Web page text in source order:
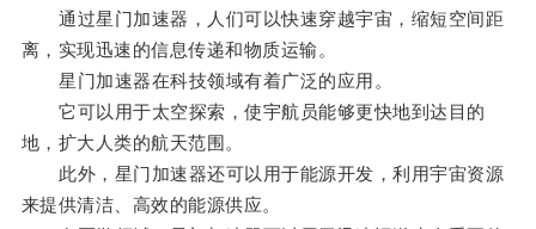
通过星门加速器，人们可以快速穿越宇宙，缩短空间距
离，实现迅速的信息传递和物质运输。
星门加速器在科技领域有着广泛的应用。
它可以用于太空探索，使宇航员能够更快地到达目的
地，扩大人类的航天范围。
此外，星门加速器还可以用于能源开发，利用宇宙资源
来提供清洁、高效的能源供应。